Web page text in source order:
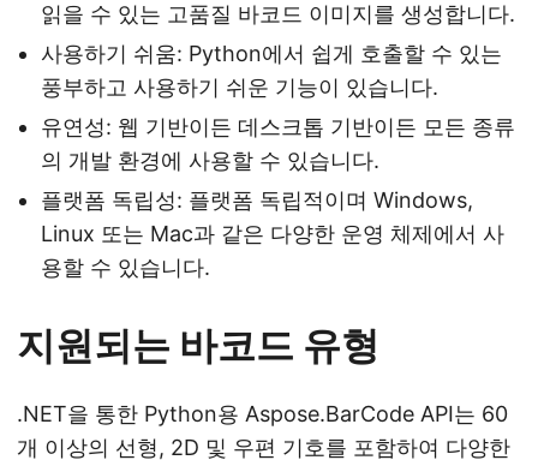
읽을 수 있는 고품질 바코드 이미지를 생성합니다.
사용하기 쉬움: Python에서 쉽게 호출할 수 있는
풍부하고 사용하기 쉬운 기능이 있습니다.
유연성: 웹 기반이든 데스크톱 기반이든 모든 종류
의 개발 환경에 사용할 수 있습니다.
플랫폼 독립성: 플랫폼 독립적이며 Windows,
Linux 또는 Mac과 같은 다양한 운영 체제에서 사
용할 수 있습니다.
지원되는 바코드 유형
.NET을 통한 Python용 Aspose.BarCode API는 60
개 이상의 선형, 2D 및 우편 기호를 포함하여 다양한